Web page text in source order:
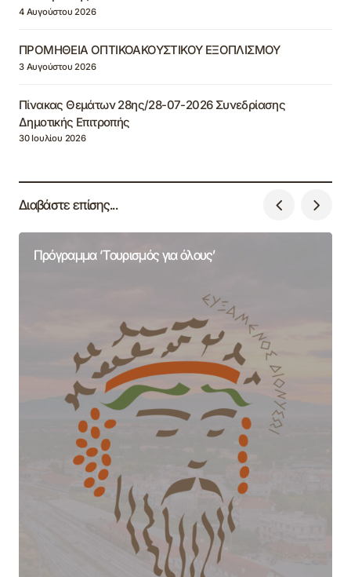
4 Αυγούστου 2026
ΠΡΟΜΗΘΕΙΑ ΟΠΤΙΚΟΑΚΟΥΣΤΙΚΟΥ ΕΞΟΠΛΙΣΜΟΥ
3 Αυγούστου 2026
Πίνακας Θεμάτων 28ης/28-07-2026 Συνεδρίασης
Δημοτικής Επιτροπής
30 Ιουλίου 2026
Διαβάστε επίσης...
Πρόγραμμα ‘Τουρισμός για όλους’